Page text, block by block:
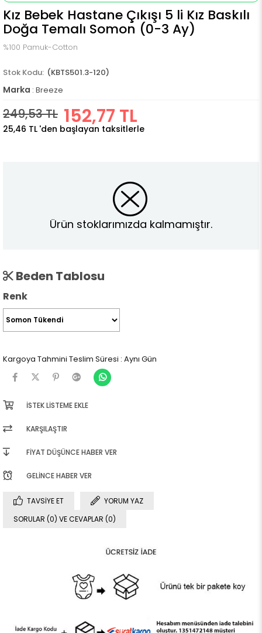
Kız Bebek Hastane Çıkışı 5 li Kız Baskılı
Doğa Temalı Somon (0-3 Ay)
%100 Pamuk-Cotton
(KBTS501.3-120)
Marka : Breeze
249,53 TL 152,77 TL
25,46 TL 'den başlayan taksitlerle
Ürün stoklarımızda kalmamıştır.
Beden Tablosu
Renk
Kargoya Tahmini Teslim Süresi : Aynı Gün
İSTEK LISTEME EKLE
KARŞILAŞTIR
FIYAT DÜŞÜNCE HABER VER
GELINCE HABER VER
TAVSIYE ET
YORUM YAZ
SORULAR (0) VE CEVAPLAR (0)